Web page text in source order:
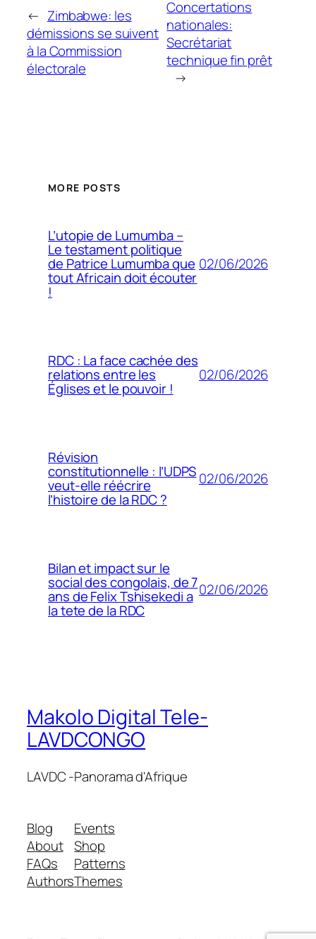
← Zimbabwe: les
démissions se suivent
à la Commission
électorale
Concertations
nationales:
Secrétariat
technique fin prêt
→
MORE POSTS
L’utopie de Lumumba –
Le testament politique
de Patrice Lumumba que
tout Africain doit écouter
!
02/06/2026
RDC : La face cachée des
relations entre les
Églises et le pouvoir !
02/06/2026
Révision
constitutionnelle : l’UDPS
veut-elle réécrire
l’histoire de la RDC ?
02/06/2026
Bilan et impact sur le
social des congolais, de 7
ans de Felix Tshisekedi a
la tete de la RDC
02/06/2026
Makolo Digital Tele-
LAVDCONGO
LAVDC -Panorama d'Afrique
Blog
About
FAQs
Authors
Events
Shop
Patterns
Themes